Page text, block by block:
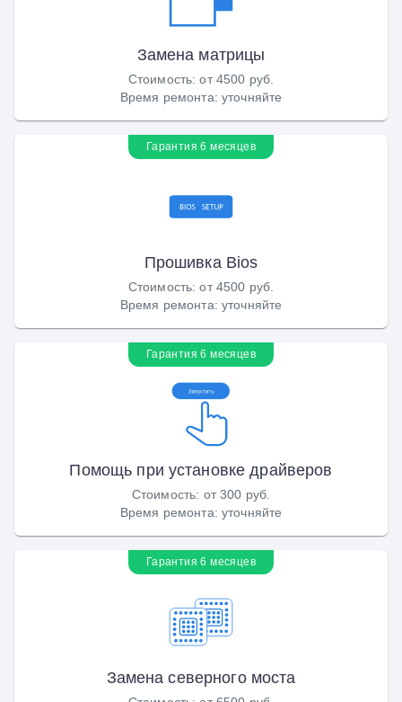
Замена матрицы
Стоимость:от 4500 руб.
Время ремонта: уточняйте
Гарантия 6 месяцев
Прошивка Bios
Стоимость:от 4500 руб.
Время ремонта: уточняйте
Гарантия 6 месяцев
Помощь при установке драйверов
Стоимость: от 300 руб.
Время ремонта: уточняйте
Гарантия 6 месяцев
Замена северного моста